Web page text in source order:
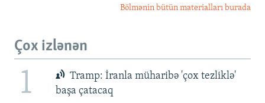
Bölmənin bütün materialları burada
Çox izlənən
1
Tramp: İranla müharibə 'çox tezliklə'
başa çatacaq